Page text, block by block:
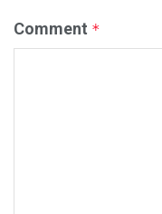
Comment *